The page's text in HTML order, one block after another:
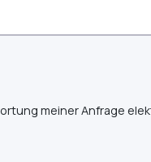
meiner Anfrage